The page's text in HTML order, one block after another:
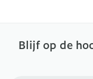
Blijf op de